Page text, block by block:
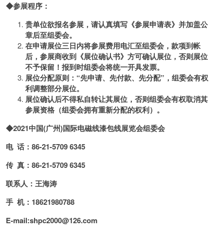
◆参展程序：
贵单位欲报名参展，请认真填写《参展申请表》并加盖公
章后至组委会。
在申请展位三日内将参展费用电汇至组委会，款项到帐
后，参展商收到《展位确认书》方可确认展位，否则展位
不予保留！报到时组委会将统一开具发票。
展位分配原则： “先申请、先付款、先分配” ，组委会有权
利调整部分展位。
展位确认后不得私自转让其展位，否则组委会有权取消其
参展资格（组委会拥有重新分配的权利）。
◆2021中国(广州)国际电磁线漆包线展览会组委会
电 话：86-21-5709 6345
传 真：86-21-5709 6345
联系人：王海涛
手 机：18621980788
E-mail:shpc2000@126.com